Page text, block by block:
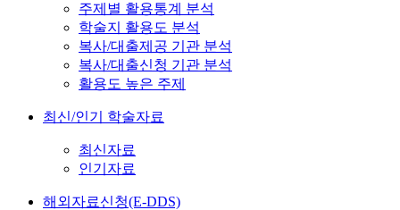
주제별 활용통계 분석
학술지 활용도 분석
복사/대출제공 기관 분석
복사/대출신청 기관 분석
활용도 높은 주제
최신/인기 학술자료
최신자료
인기자료
해외자료신청(E-DDS)